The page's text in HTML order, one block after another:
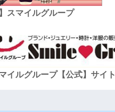
スマイルグループ
イルグループ【公式】サイト